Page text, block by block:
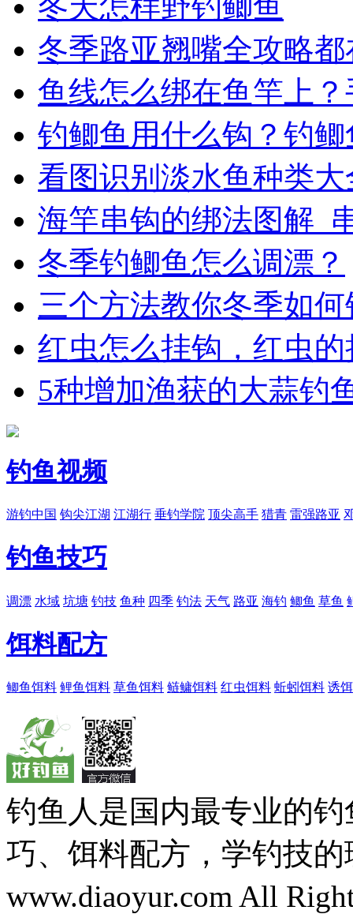
冬季路亚翘嘴全攻略
鱼线怎么绑在鱼竿上
钓鲫鱼用什么钩？钓
看图识别淡水鱼种类大
海竿串钩的绑法图解_
冬季钓鲫鱼怎么调漂？
三个方法教你冬季如
红虫怎么挂钩，红虫
5种增加渔获的大蒜钓
钓鱼视频
游钓中国 钩尖江湖 江湖行 垂钓学院 顶尖高手 猎青 雷强路亚
钓鱼技巧
调漂 水域 坑塘 钓技 鱼种 四季 钓法 天气 路亚 海钓 鲫鱼 草鱼
饵料配方
鲫鱼饵料 鲤鱼饵料 草鱼饵料 鲢鳙饵料 红虫饵料 蚯蚓饵料 诱
钓鱼人是国内最专业的
巧、饵料配方，学钓技
www.diaoyur.com All